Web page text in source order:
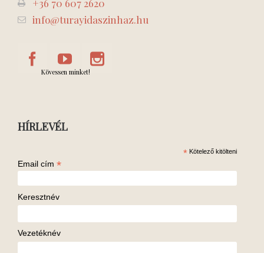
+36 70 607 2620
info@turayidaszinhaz.hu
Kövessen minket!
HÍRLEVÉL
* Kötelező kitölteni
Email cím *
Keresztnév
Vezetéknév